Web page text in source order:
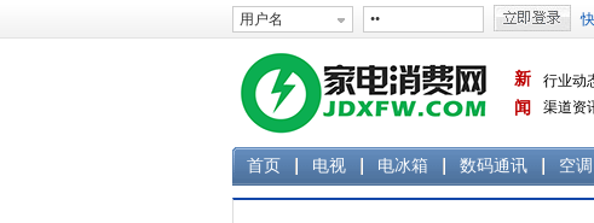
新
闻
行业动
渠道资
首页 电视 电冰箱 数码通讯 空调